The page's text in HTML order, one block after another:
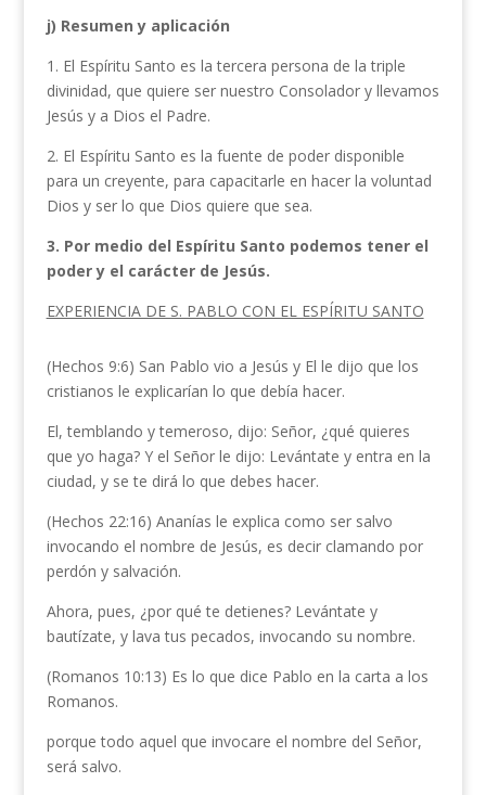
j) Resumen y aplicación
1. El Espíritu Santo es la tercera persona de la triple
divinidad, que quiere ser nuestro Consolador y llevamos
Jesús y a Dios el Padre.
2. El Espíritu Santo es la fuente de poder disponible
para un creyente, para capacitarle en hacer la voluntad
Dios y ser lo que Dios quiere que sea.
3. Por medio del Espíritu Santo podemos tener el
poder y el carácter de Jesús.
EXPERIENCIA DE S. PABLO CON EL ESPÍRITU SANTO
(Hechos 9:6) San Pablo vio a Jesús y El le dijo que los
cristianos le explicarían lo que debía hacer.
El, temblando y temeroso, dijo: Señor, ¿qué quieres
que yo haga? Y el Señor le dijo: Levántate y entra en la
ciudad, y se te dirá lo que debes hacer.
(Hechos 22:16) Ananías le explica como ser salvo
invocando el nombre de Jesús, es decir clamando por
perdón y salvación.
Ahora, pues, ¿por qué te detienes? Levántate y
bautízate, y lava tus pecados, invocando su nombre.
(Romanos 10:13) Es lo que dice Pablo en la carta a los
Romanos.
porque todo aquel que invocare el nombre del Señor,
será salvo.